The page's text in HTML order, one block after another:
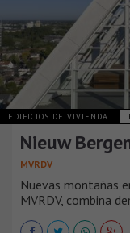
EDIFICIOS DE VIVIENDA
Nieuw
MVRDV
Nuevas montañas
MVRDV, combina